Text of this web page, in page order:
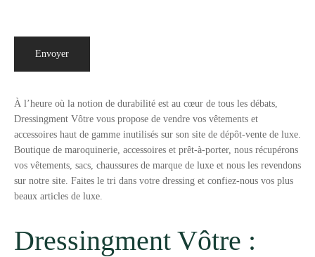
À l’heure où la notion de durabilité est au cœur de tous les débats,
Dressingment Vôtre vous propose de vendre vos vêtements et
accessoires haut de gamme inutilisés sur son site de dépôt-vente de luxe.
Boutique de maroquinerie, accessoires et prêt-à-porter, nous récupérons
vos vêtements, sacs, chaussures de marque de luxe et nous les revendons
sur notre site. Faites le tri dans votre dressing et confiez-nous vos plus
beaux articles de luxe.
Dressingment Vôtre :